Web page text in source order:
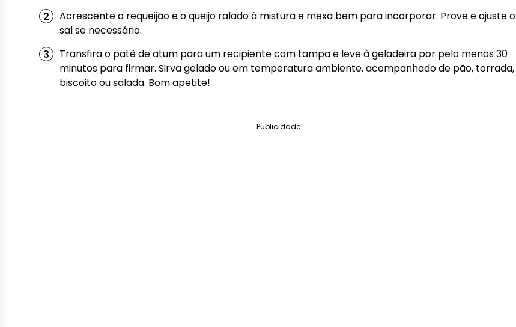
Acrescente o requeijão e o queijo ralado à mistura e mexa bem para incorporar. Prove e ajuste o
sal se necessário.
Transfira o patê de atum para um recipiente com tampa e leve à geladeira por pelo menos 30
minutos para firmar. Sirva gelado ou em temperatura ambiente, acompanhado de pão, torrada,
biscoito ou salada. Bom apetite!
Publicidade